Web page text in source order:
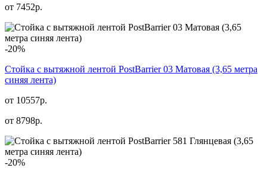
от 7452р.
-20%
Стойка с вытяжной лентой PostBarrier 03 Матовая (3,65 метра
синяя лента)
от 10557р.
от 8798р.
-20%